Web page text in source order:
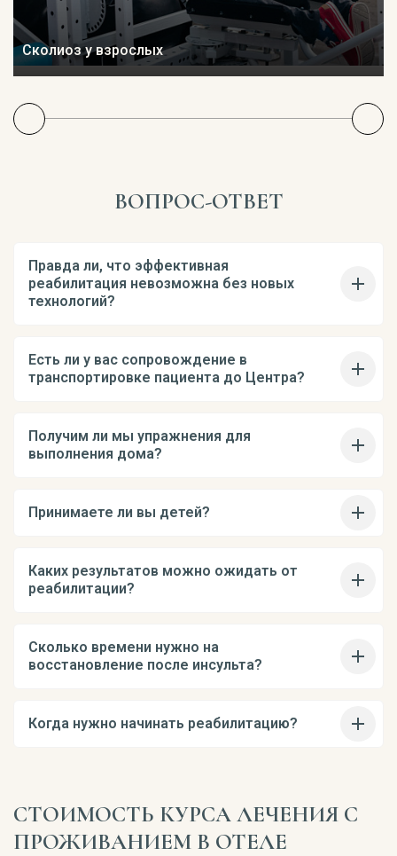
Сколиоз у взрослых
ВОПРОС-ОТВЕТ
Правда ли, что эффективная
реабилитация невозможна без новых
технологий?
Есть ли у вас сопровождение в
транспортировке пациента до Центра?
Получим ли мы упражнения для
выполнения дома?
Принимаете ли вы детей?
Каких результатов можно ожидать от
реабилитации?
Сколько времени нужно на
восстановление после инсульта?
Когда нужно начинать реабилитацию?
СТОИМОСТЬ КУРСА ЛЕЧЕНИЯ С
ПРОЖИВАНИЕМ В ОТЕЛЕ